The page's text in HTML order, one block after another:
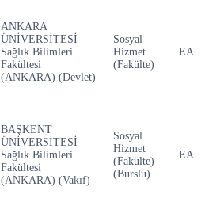
ANKARA
ÜNİVERSİTESİ
Sağlık Bilimleri
Fakültesi
(ANKARA) (Devlet)
Sosyal
Hizmet
(Fakülte)
EA
BAŞKENT
ÜNİVERSİTESİ
Sağlık Bilimleri
Fakültesi
(ANKARA) (Vakıf)
Sosyal
Hizmet
(Fakülte)
(Burslu)
EA